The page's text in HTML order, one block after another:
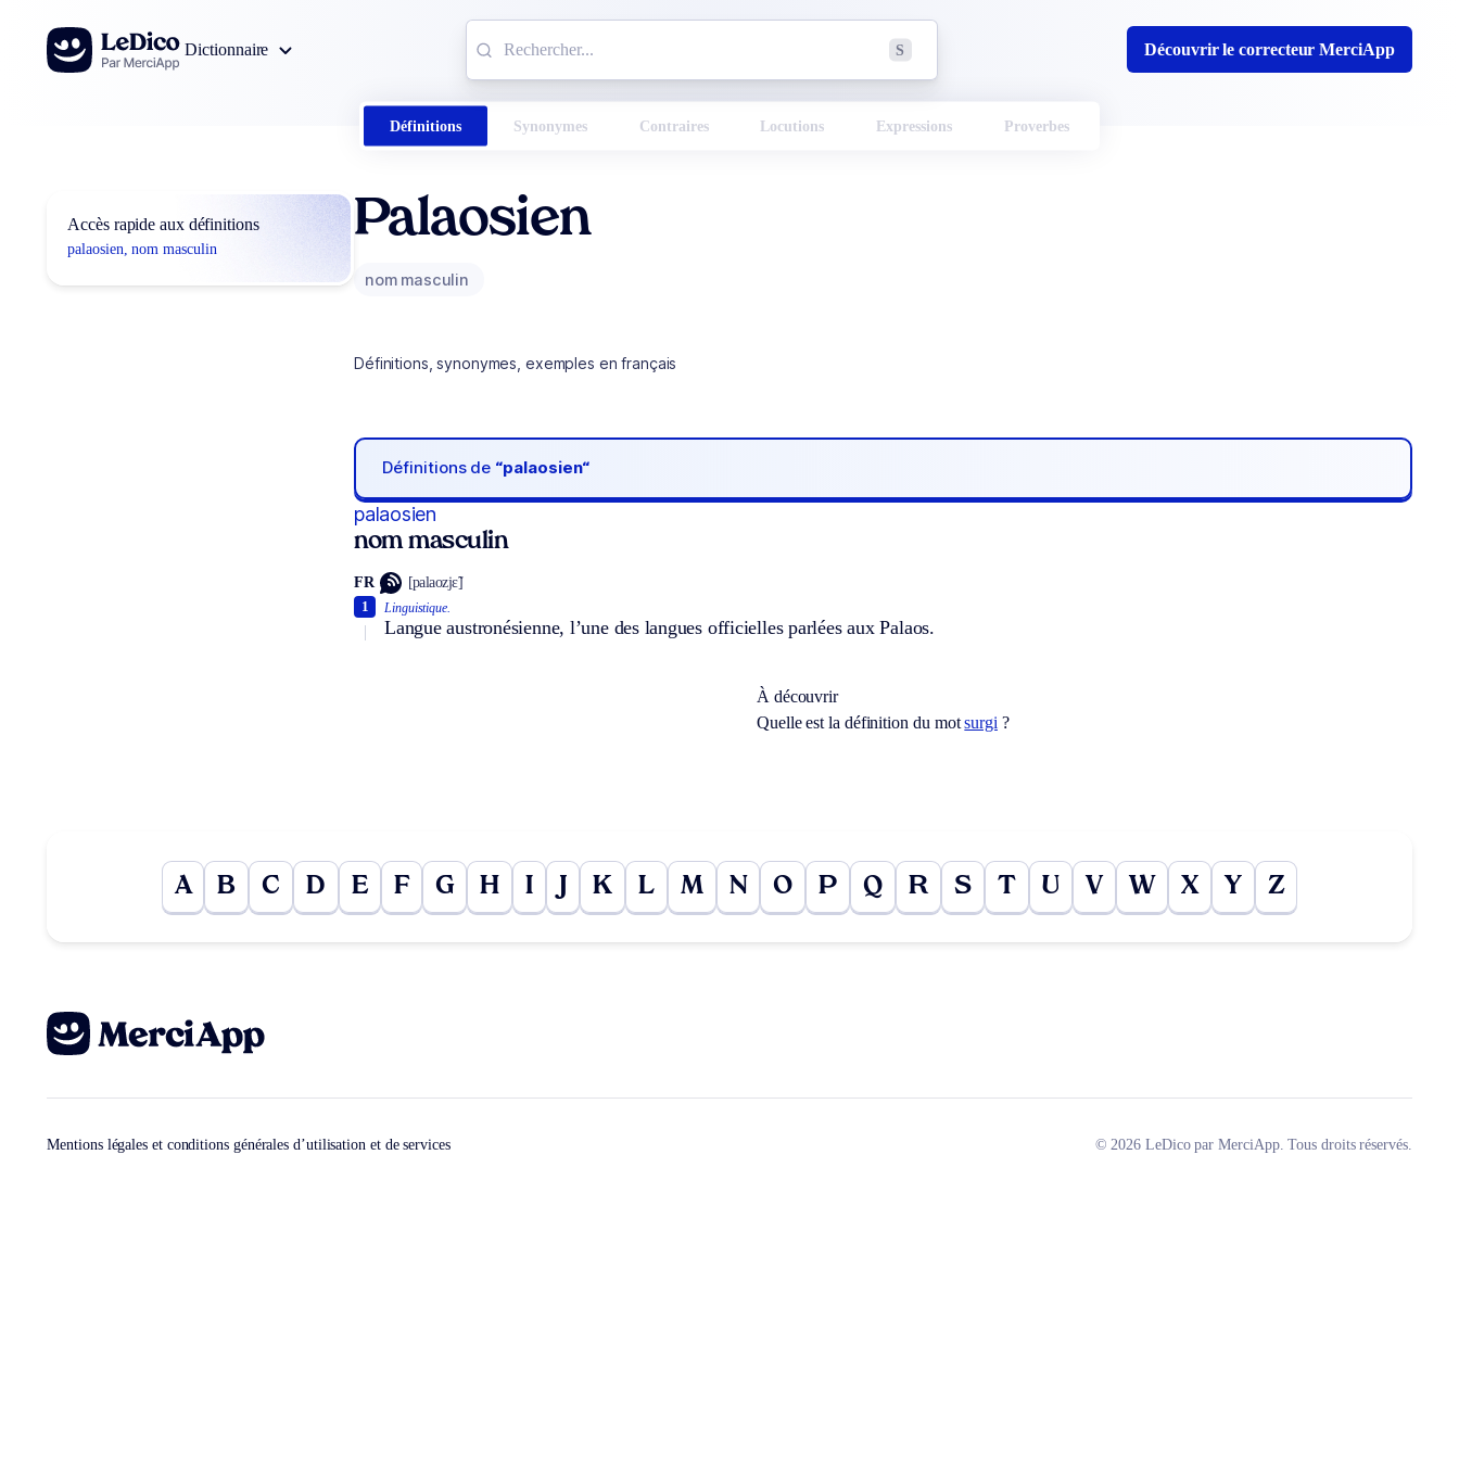
Aller au contenu
Dictionnaire
S Découvrir le correcteur MerciApp
Définitions Synonymes Contraires Locutions Expressions Proverbes
Accès rapide aux définitions
palaosien, nom masculin
Palaosien
nom masculin
Définitions, synonymes, exemples en français
Définitions de “palaosien“
palaosien
nom masculin
FR [palaozjɛ̃]
Linguistique.
Langue austronésienne, l’une des langues officielles parlées aux Palaos.
1
À découvrir
Quelle est la définition du motsurgi ?
A B C D E F G H I K L M N O P Q R S T U V W X Y Z
Mentions légales et conditions générales d’utilisation et de services © 2026 LeDico par MerciApp. Tous droits réservés.